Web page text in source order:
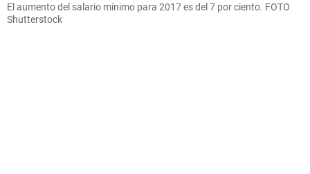
El aumento del salario mínimo para 2017 es del 7 por ciento. FOTO
Shutterstock